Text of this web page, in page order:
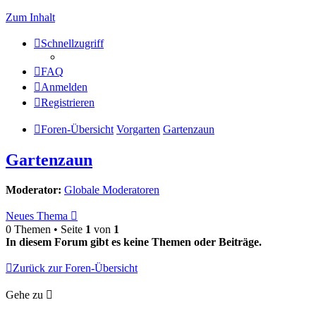
Zum Inhalt
Schnellzugriff
FAQ
Anmelden
Registrieren
Foren-Übersicht Vorgarten Gartenzaun
Gartenzaun
Moderator: Globale Moderatoren
Neues Thema
0 Themen • Seite 1 von 1
In diesem Forum gibt es keine Themen oder Beiträge.
Zurück zur Foren-Übersicht
Gehe zu